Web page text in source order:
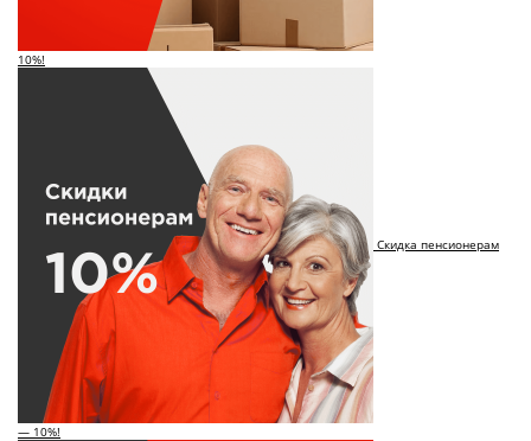
10%!
Скидка пенсионерам
— 10%!